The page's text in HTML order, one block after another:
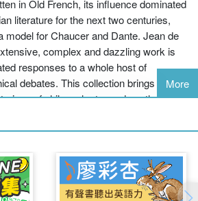
in Old French, its influence dominated
literature for the next two centuries,
model for Chaucer and Dante. Jean de
complex and dazzling work is
responses to a whole host of
debates. This collection brings together
of philosophy to produce the most
study to date of how the Rose uses
problems and positions. This wide-
the importance of the poem for
and offers new insights into the
of the Rose specifically and of medieval
More